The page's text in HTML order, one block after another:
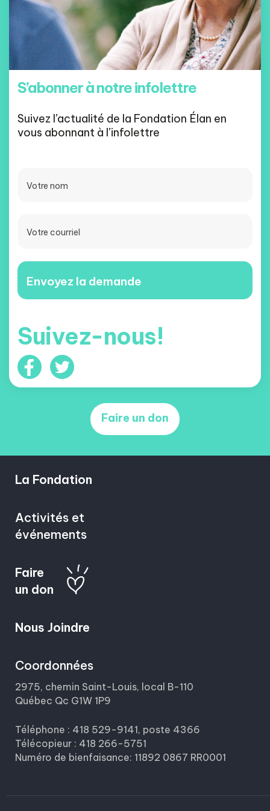
S’abonner à notre infolettre
Suivez l’actualité de la Fondation Élan en
vous abonnant à l’infolettre
Suivez-nous!
Faire un don
La Fondation
Activités et
événements
Faire
un don
Nous Joindre
Coordonnées
2975, chemin Saint-Louis, local B-110
Québec Qc G1W 1P9
Téléphone : 418 529-9141, poste 4366
Télécopieur : 418 266-5751
Numéro de bienfaisance: 11892 0867 RR0001